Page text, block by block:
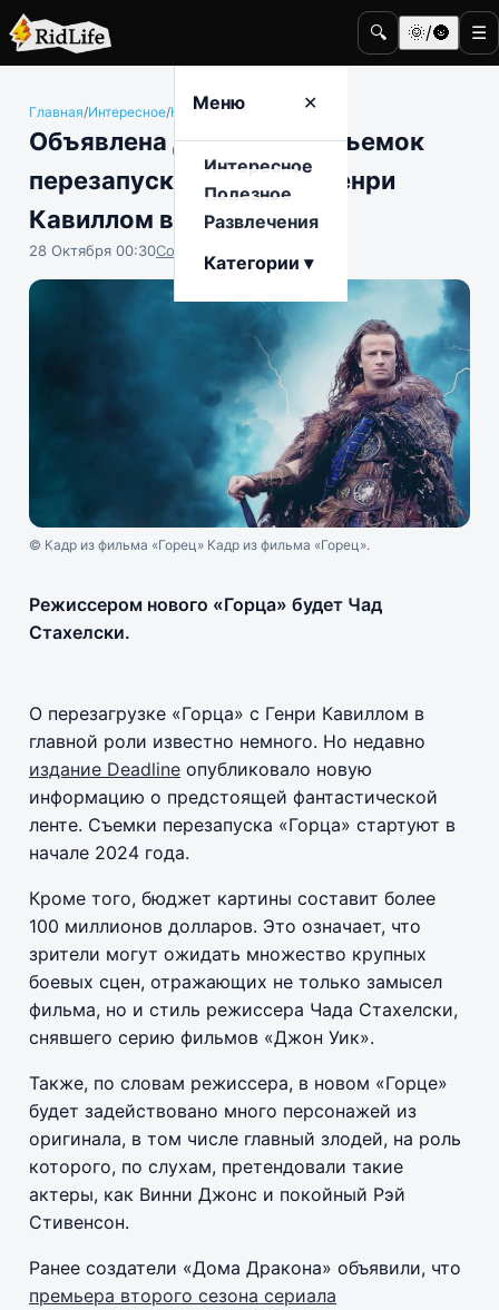
🔍 🌞/🌚 ☰
Меню ✕
Интересное
Полезное
Развлечения
Категории ▾
Главная/Интересное/Кино и телевидение
Объявлена дата начала съемок
перезапуска «Горца» с Генри
Кавиллом в главной роли
28 Октября 00:30София Насыпова
© Кадр из фильма «Горец» Кадр из фильма «Горец».
Режиссером нового «Горца» будет Чад
Стахелски.
О перезагрузке «Горца» с Генри Кавиллом в
главной роли известно немного. Но недавно
издание Deadline опубликовало новую
информацию о предстоящей фантастической
ленте. Съемки перезапуска «Горца» стартуют в
начале 2024 года.
Кроме того, бюджет картины составит более
100 миллионов долларов. Это означает, что
зрители могут ожидать множество крупных
боевых сцен, отражающих не только замысел
фильма, но и стиль режиссера Чада Стахелски,
снявшего серию фильмов «Джон Уик».
Также, по словам режиссера, в новом «Горце»
будет задействовано много персонажей из
оригинала, в том числе главный злодей, на роль
которого, по слухам, претендовали такие
актеры, как Винни Джонс и покойный Рэй
Стивенсон.
Ранее создатели «Дома Дракона» объявили, что
премьера второго сезона сериала